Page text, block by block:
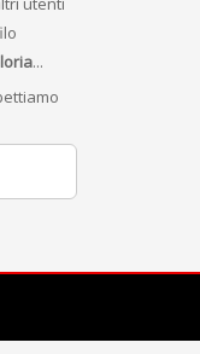
...